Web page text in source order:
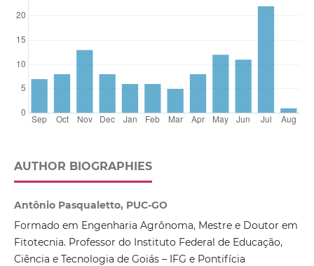
AUTHOR BIOGRAPHIES
Antônio Pasqualetto, PUC-GO
Formado em Engenharia Agrônoma, Mestre e Doutor em
Fitotecnia. Professor do Instituto Federal de Educação,
Ciência e Tecnologia de Goiás – IFG e Pontifícia